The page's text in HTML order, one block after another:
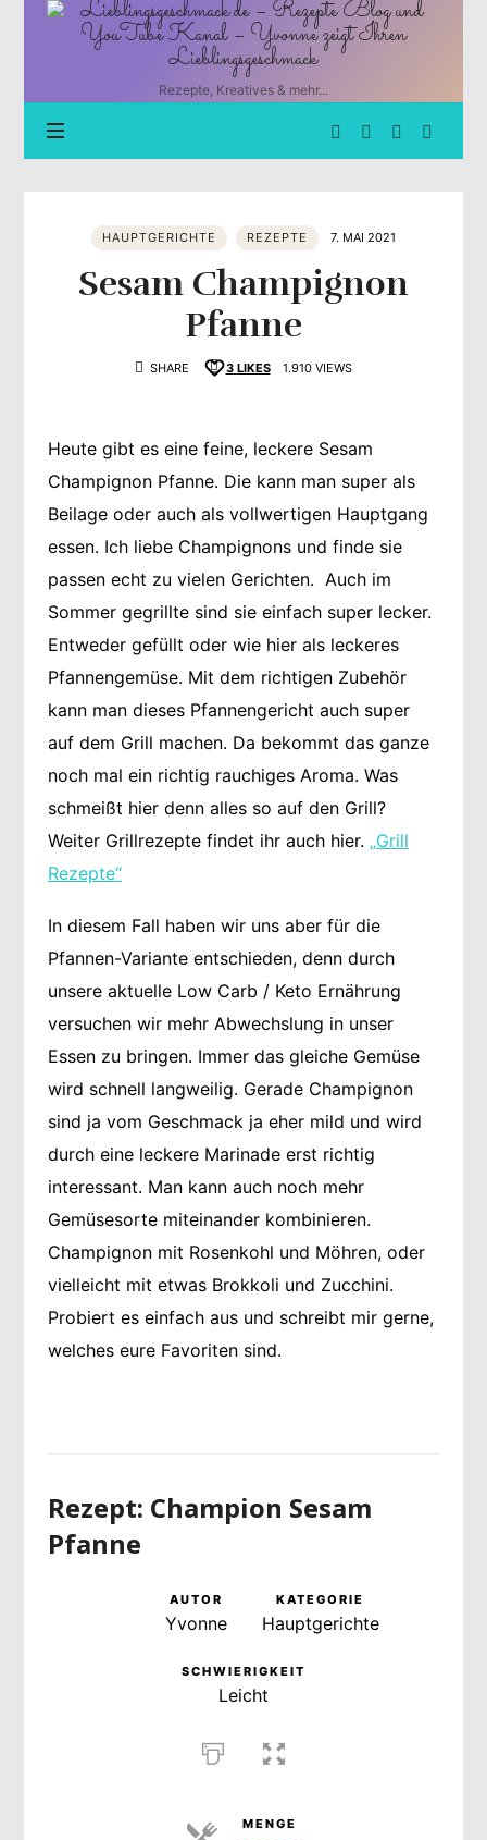
Lieblingsgeschmack.de
Rezepte
und
YouTube
Kanal
Ihren
Lieblingsgeschmack
Rezepte, Kreatives & mehr...
HAUPTGERICHTE REZEPTE 7. MAI 2021
Sesam Champignon
Pfanne
SHARE 3 LIKES 1.910 VIEWS
Heute gibt es eine feine, leckere Sesam
Champignon Pfanne. Die kann man super als
Beilage oder auch als vollwertigen Hauptgang
essen. Ich liebe Champignons und finde sie
passen echt zu vielen Gerichten. Auch im
Sommer gegrillte sind sie einfach super lecker.
Entweder gefüllt oder wie hier als leckeres
Pfannengemüse. Mit dem richtigen Zubehör
kann man dieses Pfannengericht auch super
auf dem Grill machen. Da bekommt das ganze
noch mal ein richtig rauchiges Aroma. Was
schmeißt hier denn alles so auf den Grill?
Weiter Grillrezepte findet ihr auch hier. „Grill
Rezepte“
In diesem Fall haben wir uns aber für die
Pfannen-Variante entschieden, denn durch
unsere aktuelle Low Carb / Keto Ernährung
versuchen wir mehr Abwechslung in unser
Essen zu bringen. Immer das gleiche Gemüse
wird schnell langweilig. Gerade Champignon
sind ja vom Geschmack ja eher mild und wird
durch eine leckere Marinade erst richtig
interessant. Man kann auch noch mehr
Gemüsesorte miteinander kombinieren.
Champignon mit Rosenkohl und Möhren, oder
vielleicht mit etwas Brokkoli und Zucchini.
Probiert es einfach aus und schreibt mir gerne,
welches eure Favoriten sind.
Rezept: Champion Sesam
Pfanne
AUTOR
Yvonne
KATEGORIE
Hauptgerichte
SCHWIERIGKEIT
Leicht
MENGE